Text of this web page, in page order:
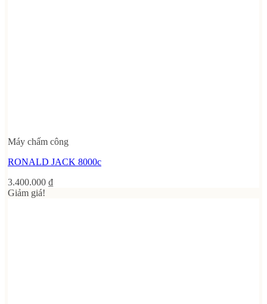
Máy chấm công
RONALD JACK 8000c
3.400.000 ₫
Giảm giá!